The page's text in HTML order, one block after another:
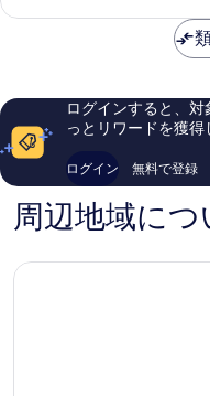
宮
に
コ
1,038
件
の
口
ミ
ログインすると、
っとリワードを獲
ログイン 無料で登録
周辺地域につ